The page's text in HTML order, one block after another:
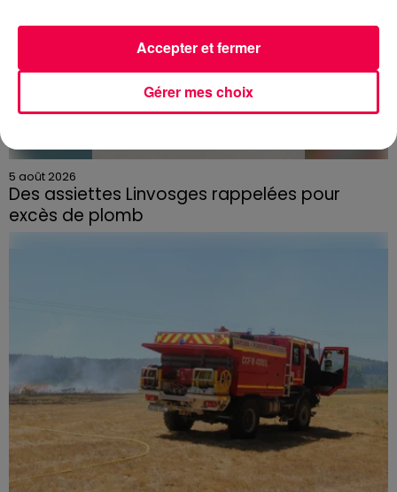
5 août 2026
Des assiettes Linvosges rappelées pour
excès de plomb
Du plomb a été détecté dans deux assiettes en
Gérer mes choix
Accepter et fermer